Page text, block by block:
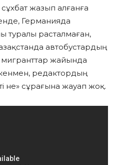
жазып алғанға
Германияда
туралы расталмаған,
автобустардың
мигранттар жайында
редактордың
не» сұрағына жауап жоқ.